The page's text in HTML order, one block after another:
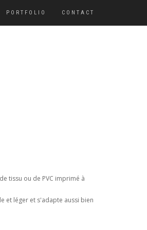
PORTFOLIO CONTACT
tissu ou de PVC imprimé à
et léger et s'adapte aussi bien